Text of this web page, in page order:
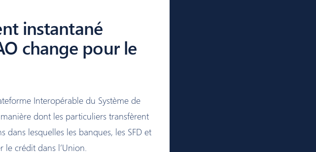
instantané
change pour le
Interopérable du Système de
dont les particuliers transfèrent
dans lesquelles les banques, les SFD et
le crédit dans l’Union.